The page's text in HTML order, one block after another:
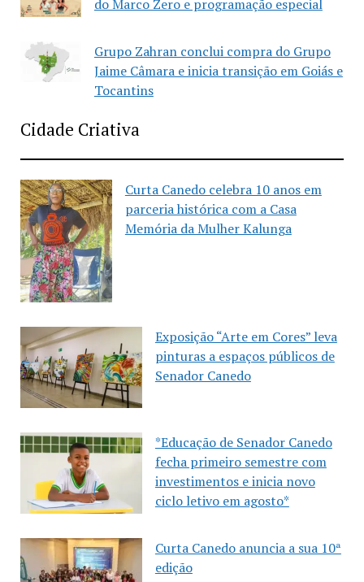
do Marco Zero e programação especial
Grupo Zahran conclui compra do Grupo
Jaime Câmara e inicia transição em Goiás e
Tocantins
Cidade Criativa
Curta Canedo celebra 10 anos em
parceria histórica com a Casa
Memória da Mulher Kalunga
Exposição “Arte em Cores” leva
pinturas a espaços públicos de
Senador Canedo
*Educação de Senador Canedo
fecha primeiro semestre com
investimentos e inicia novo
ciclo letivo em agosto*
Curta Canedo anuncia a sua 10ª
edição